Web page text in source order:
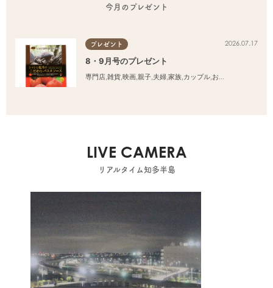
今月のプレゼント
プレゼント 2026.07.17
8・9月号のプレゼント
専門店,雑貨,映画,親子,夫婦,家族,カップル,おひとりさま
LIVE CAMERA
リアルタイム知多半島